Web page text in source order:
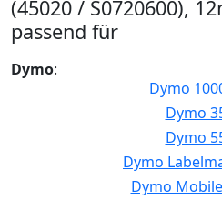
(45020 / S0720600),
passend für
Dymo:
Dymo
Dymo
Dymo
Dymo
Dymo